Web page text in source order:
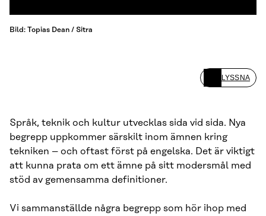
Bild: Topias Dean / Sitra
LYSSNA
Språk, teknik och kultur utvecklas sida vid sida. Nya
begrepp uppkommer särskilt inom ämnen kring
tekniken – och oftast först på engelska. Det är viktigt
att kunna prata om ett ämne på sitt modersmål med
stöd av gemensamma definitioner.
Vi sammanställde några begrepp som hör ihop med